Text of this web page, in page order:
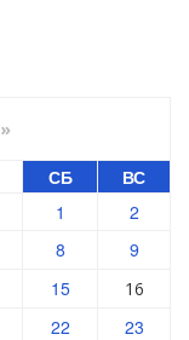
»
СБ
ВС
1
2
8 9
15
16
22 23